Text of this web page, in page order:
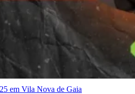
em Vila Nova de Gaia